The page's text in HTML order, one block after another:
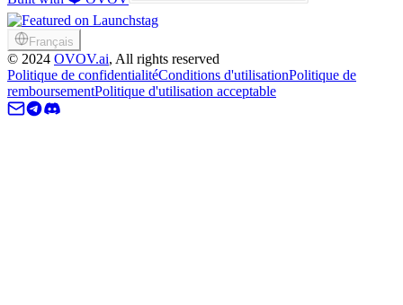
Français
© 2024 OVOV.ai, All rights reserved
Politique de confidentialitéConditions d'utilisationPolitique de
remboursementPolitique d'utilisation acceptable